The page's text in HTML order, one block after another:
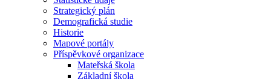
Strategický plán
Demografická studie
Historie
Mapové portály
Příspěvkové organizace
Mateřská škola
Základní škola